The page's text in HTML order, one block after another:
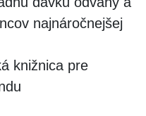
najnáročnejšej
knižnica pre